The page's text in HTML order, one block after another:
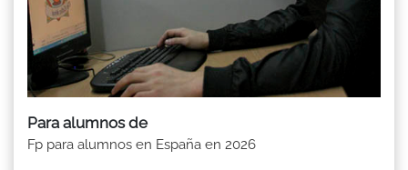
Para alumnos de
Fp para alumnos en España en 2026